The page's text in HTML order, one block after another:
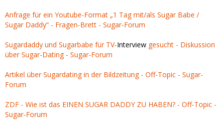
Anfrage für ein Youtube-Format „1 Tag mit/als Sugar Babe /
Sugar Daddy“ - Fragen-Brett - Sugar-Forum
Sugardaddy und Sugarbabe für TV-Interview gesucht - Diskussion
über Sugar-Dating - Sugar-Forum
Artikel über Sugardating in der Bildzeitung - Off-Topic - Sugar-
Forum
ZDF - Wie ist das EINEN SUGAR DADDY ZU HABEN? - Off-Topic -
Sugar-Forum